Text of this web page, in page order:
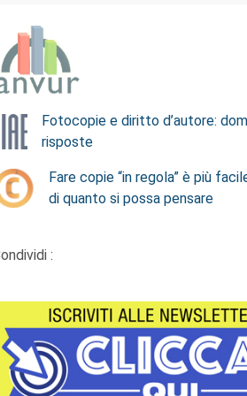
Fotocopie e diritto d’autore:
risposte
Fare copie “in regola” è più
di quanto si possa pensare
: